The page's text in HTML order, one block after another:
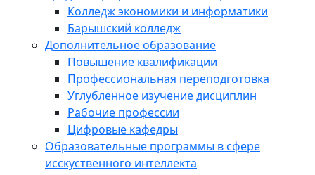
Колледж экономики и информатики
Барышский колледж
Дополнительное образование
Повышение квалификации
Профессиональная переподготовка
Углубленное изучение дисциплин
Рабочие профессии
Цифровые кафедры
Образовательные программы в сфере
исскуственного интеллекта